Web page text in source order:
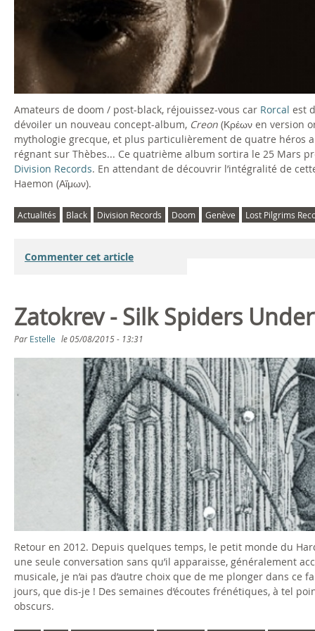
Amateurs de doom / post-black, réjouissez-vous car Rorcal est
dévoiler un nouveau concept-album, Creon (Κρέων en version
mythologie grecque, et plus particulièrement de quatre héros
régnant sur Thèbes... Ce quatrième album sortira le 25 Mars
Division Records. En attendant de découvrir l’intégralité de
Haemon (Αἵμων).
Actualités Black Division Records Doom Genève Lost Pilgrims
Commenter cet article
Zatokrev - Silk Spiders
Par Estelle le05/08/2015 - 13:31
Retour en 2012. Depuis quelques temps, le petit monde du
une seule conversation sans qu’il apparaisse, généralement
musicale, je n’ai pas d’autre choix que de me plonger dans ce
jours, que dis-je ! Des semaines d’écoutes frénétiques, à tel
obscurs.